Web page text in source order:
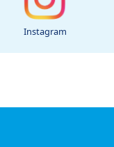
Instagram